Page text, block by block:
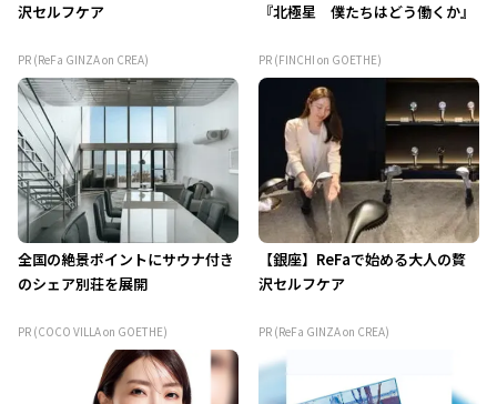
沢セルフケア
PR (ReFa GINZA on CREA)
『北極星 僕たちはどう働くか』
PR (FINCHI on GOETHE)
全国の絶景ポイントにサウナ付き
のシェア別荘を展開
PR (COCO VILLA on GOETHE)
【銀座】ReFaで始める大人の贅
沢セルフケア
PR (ReFa GINZA on CREA)